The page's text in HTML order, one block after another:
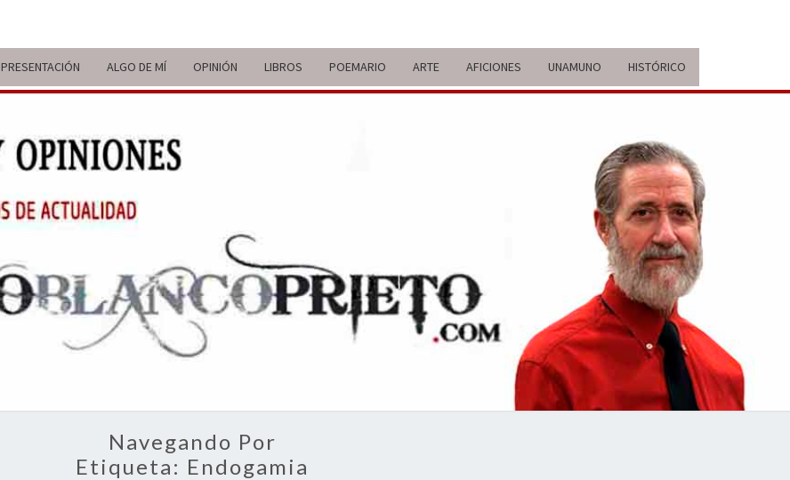
PRESENTACIÓN ALGO DE MÍ OPINIÓN LIBROS POEMARIO ARTE AFICIONES UNAMUNO HISTÓRICO
ITINERARIO
DE VIDA Y
OPINIONES
BREVE
RECORRIDO
VITAL Y
COMENTARIOS
ACTUALIDAD
Navegando Por
Etiqueta: Endogamia